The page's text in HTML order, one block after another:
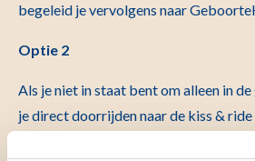
begeleid je vervolgens naar
Optie 2
Als je niet in staat bent om alleen in
je direct doorrijden naar de kiss &